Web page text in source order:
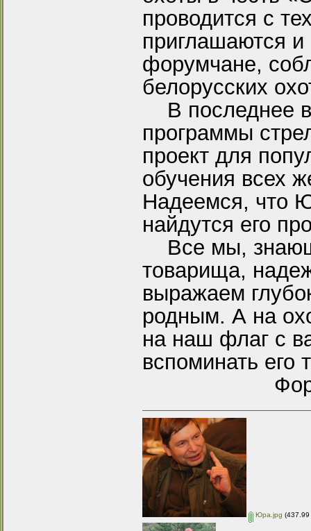
проводится с
приглашаются
форумчане,
белорусских
В последнее
программы
проект для
обучения всех
Надеемся, что
найдутся его
Все мы,
товарища,
выражаем
родным. А на
на наш флаг с
вспоминать
Юра.jpg (437.99